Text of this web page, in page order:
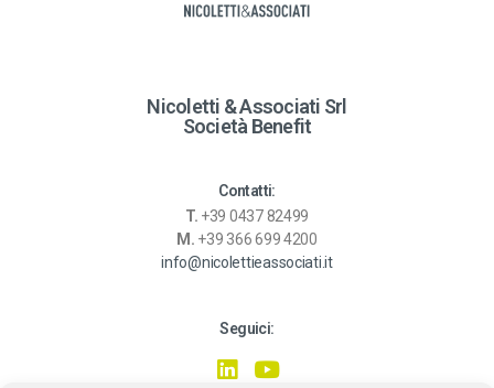
Nicoletti & Associati Srl
Società Benefit
Contatti:
T. +39 0437 82499
M. +39 366 699 4200
info@nicolettieassociati.it
Seguici: